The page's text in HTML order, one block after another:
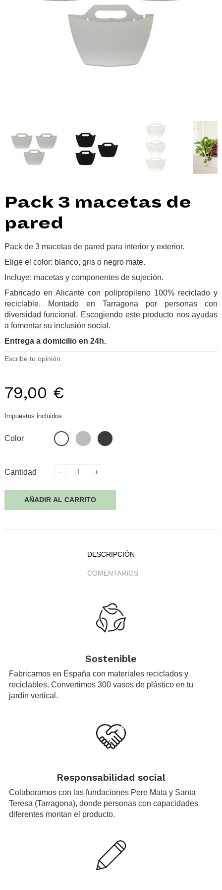
Pack 3 macetas de
pared
Pack de 3 macetas de pared para interior y exterior.
Elige el color: blanco, gris o negro mate.
Incluye: macetas y componentes de sujeción.
Fabricado en Alicante con polipropileno 100% reciclado y
reciclable. Montado en Tarragona por personas con
diversidad funcional. Escogiendo este producto nos ayudas
a fomentar su inclusión social.
Entrega a domicilio en 24h.
Escribe tu opinión
79,00 €
Impuestos incluidos
Color Blanco Gris Negro
Cantidad
AÑADIR AL CARRITO
DESCRIPCIÓN
COMENTARIOS
Sostenible
Fabricamos en España con materiales reciclados y
reciclables. Convertimos 300 vasos de plástico en tu
jardín vertical.
Responsabilidad social
Colaboramos con las fundaciones Pere Mata y Santa
Teresa (Tarragona), donde personas con capacidades
diferentes montan el producto.